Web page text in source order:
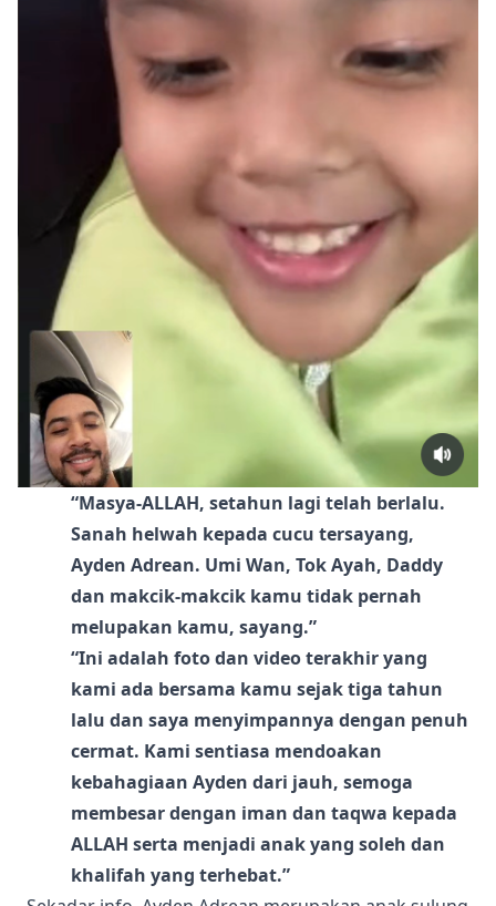
“Masya-ALLAH, setahun lagi telah berlalu.
Sanah helwah kepada cucu tersayang,
Ayden Adrean. Umi Wan, Tok Ayah, Daddy
dan makcik-makcik kamu tidak pernah
melupakan kamu, sayang.”
“Ini adalah foto dan video terakhir yang
kami ada bersama kamu sejak tiga tahun
lalu dan saya menyimpannya dengan penuh
cermat. Kami sentiasa mendoakan
kebahagiaan Ayden dari jauh, semoga
membesar dengan iman dan taqwa kepada
ALLAH serta menjadi anak yang soleh dan
khalifah yang terhebat.”